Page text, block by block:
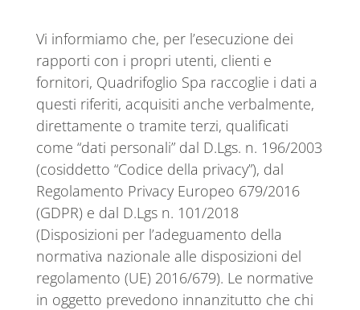
Vi informiamo che, per l’esecuzione dei
rapporti con i propri utenti, clienti e
fornitori, Quadrifoglio Spa raccoglie i dati a
questi riferiti, acquisiti anche verbalmente,
direttamente o tramite terzi, qualificati
come “dati personali” dal D.Lgs. n. 196/2003
(cosiddetto “Codice della privacy”), dal
Regolamento Privacy Europeo 679/2016
(GDPR) e dal D.Lgs n. 101/2018
(Disposizioni per l’adeguamento della
normativa nazionale alle disposizioni del
regolamento (UE) 2016/679). Le normative
in oggetto prevedono innanzitutto che chi